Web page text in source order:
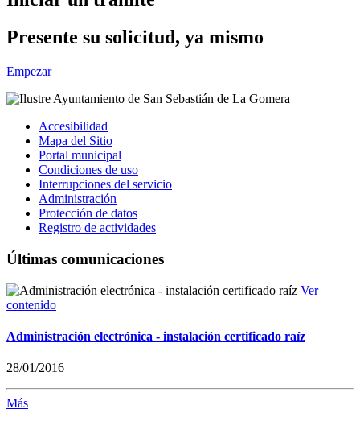
Presente su solicitud, ya mismo
Empezar
Accesibilidad
Mapa del Sitio
Portal municipal
Condiciones de uso
Interrupciones del servicio
Administración
Protección de datos
Registro de actividades
Últimas comunicaciones
Ver
contenido
Administración electrónica - instalación certificado raíz
28/01/2016
Más